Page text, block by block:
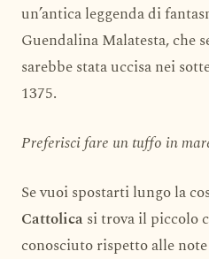
un’antica leggenda di
Guendalina Malatesta, che
sarebbe stata uccisa nei
1375.
Preferisci fare un tuffo in
Se vuoi spostarti lungo la
Cattolicasi trova il piccolo
conosciuto rispetto alle